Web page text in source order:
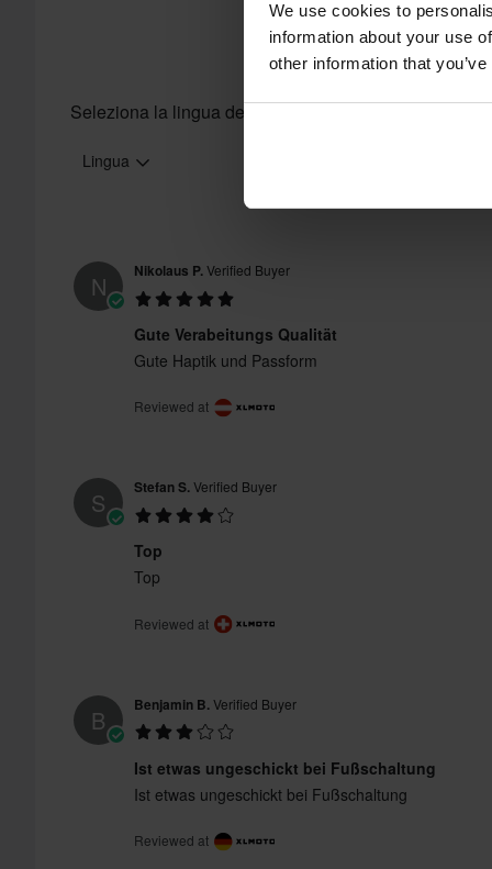
We use cookies to
information about your use
other information that
Seleziona la lingua delle recensioni
Lingua
N Nikolaus P.Verified Buyer
Gute Verabeitungs Qualität
Gute Haptik und Passform
Reviewed at
S Stefan S.Verified Buyer
Top
Top
Reviewed at
B Benjamin B.Verified Buyer
Ist etwas ungeschickt bei Fußschaltung
Ist etwas ungeschickt bei Fußschaltung
Reviewed at